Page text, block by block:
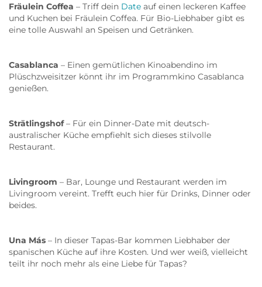
Fräulein Coffea – Triff dein Date auf einen leckeren Kaffee
und Kuchen bei Fräulein Coffea. Für Bio-Liebhaber gibt es
eine tolle Auswahl an Speisen und Getränken.
Casablanca – Einen gemütlichen Kinoabendino im
Plüschzweisitzer könnt ihr im Programmkino Casablanca
genießen.
Strätlingshof– Für ein Dinner-Date mit deutsch-
australischer Küche empfiehlt sich dieses stilvolle
Restaurant.
Livingroom – Bar, Lounge und Restaurant werden im
Livingroom vereint. Trefft euch hier für Drinks, Dinner oder
beides.
Una Más – In dieser Tapas-Bar kommen Liebhaber der
spanischen Küche auf ihre Kosten. Und wer weiß, vielleicht
teilt ihr noch mehr als eine Liebe für Tapas?